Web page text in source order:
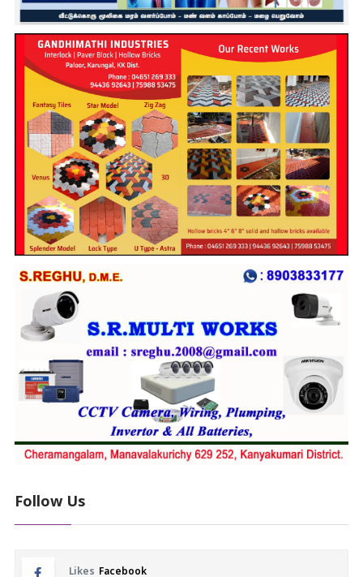
Follow Us
Likes Facebook